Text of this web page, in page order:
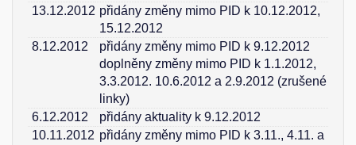
13.12.2012 přidány změny mimo PID k 10.12.2012,
15.12.2012
8.12.2012
přidány změny mimo PID k 9.12.2012
doplněny změny mimo PID k 1.1.2012,
3.3.2012. 10.6.2012 a 2.9.2012 (zrušené
linky)
6.12.2012
přidány aktuality k 9.12.2012
10.11.2012 přidány změny mimo PID k 3.11., 4.11. a